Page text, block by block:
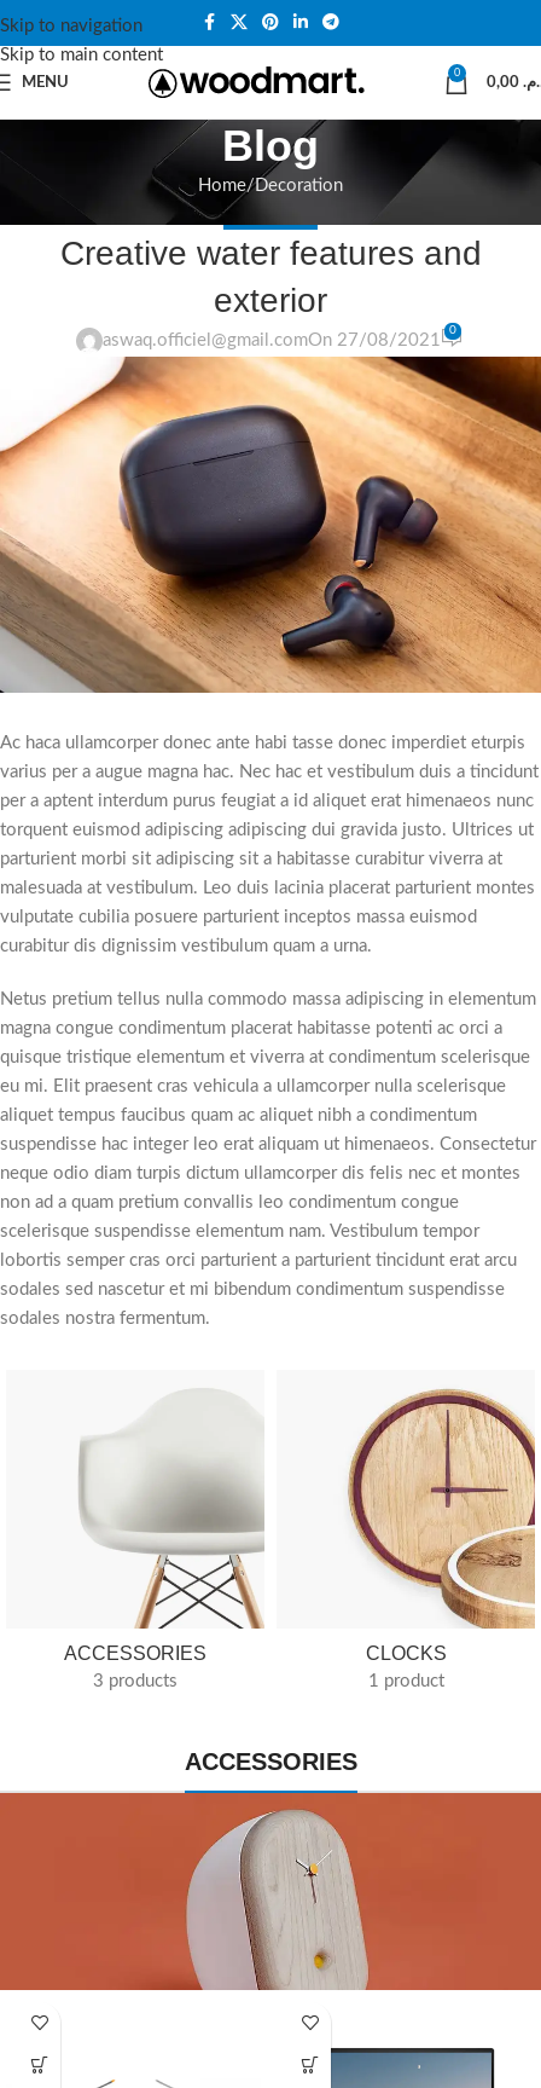
Skip to navigation
Skip to main content
MENU
0
Blog
Home Decoration
DECORATION
Creative water features and
exterior
aswaq.officiel@gmail.comOn 27/08/2021
0
Ac haca ullamcorper donec ante habi tasse donec imperdiet eturpis
varius per a augue magna hac. Nec hac et vestibulum duis a tincidunt
per a aptent interdum purus feugiat a id aliquet erat himenaeos nunc
torquent euismod adipiscing adipiscing dui gravida justo. Ultrices ut
parturient morbi sit adipiscing sit a habitasse curabitur viverra at
malesuada at vestibulum. Leo duis lacinia placerat parturient montes
vulputate cubilia posuere parturient inceptos massa euismod
curabitur dis dignissim vestibulum quam a urna.
Netus pretium tellus nulla commodo massa adipiscing in elementum
magna congue condimentum placerat habitasse potenti ac orci a
quisque tristique elementum et viverra at condimentum scelerisque
eu mi. Elit praesent cras vehicula a ullamcorper nulla scelerisque
aliquet tempus faucibus quam ac aliquet nibh a condimentum
suspendisse hac integer leo erat aliquam ut himenaeos. Consectetur
neque odio diam turpis dictum ullamcorper dis felis nec et montes
non ad a quam pretium convallis leo condimentum congue
scelerisque suspendisse elementum nam. Vestibulum tempor
lobortis semper cras orci parturient a parturient tincidunt erat arcu
sodales sed nascetur et mi bibendum condimentum suspendisse
sodales nostra fermentum.
ACCESSORIES
3 products
CLOCKS
1 product
ACCESSORIES